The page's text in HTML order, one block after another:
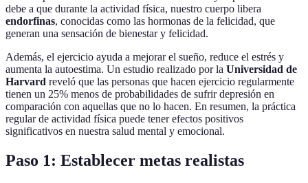
debe a que durante la actividad física, nuestro cuerpo libera
endorfinas, conocidas como las hormonas de la felicidad, que
generan una sensación de bienestar y felicidad.
Además, el ejercicio ayuda a mejorar el sueño, reduce el estrés y
aumenta la autoestima. Un estudio realizado por la Universidad de
Harvard reveló que las personas que hacen ejercicio regularmente
tienen un 25% menos de probabilidades de sufrir depresión en
comparación con aquellas que no lo hacen. En resumen, la práctica
regular de actividad física puede tener efectos positivos
significativos en nuestra salud mental y emocional.
Paso 1: Establecer metas realistas